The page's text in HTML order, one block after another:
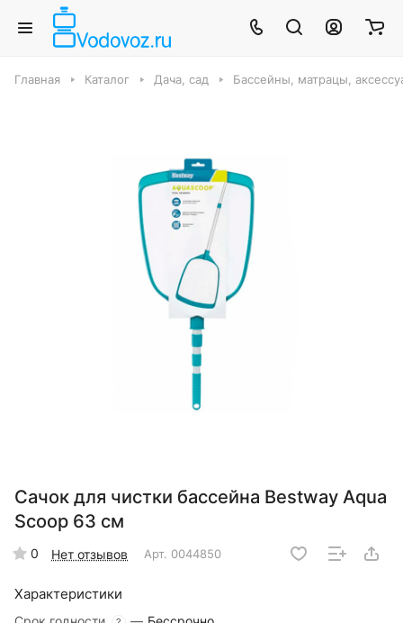
Главная Каталог Дача, сад Бассейны, матрацы,
Сачок для чистки бассейна Bestway Aqua
Scoop 63 см
0 Нет отзывов Арт. 0044850
Характеристики